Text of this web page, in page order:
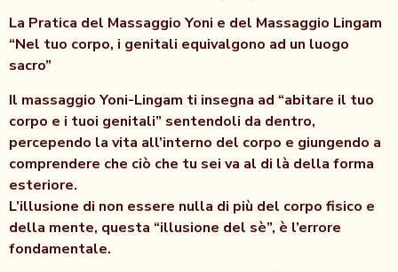
La Pratica del Massaggio Yoni e del Massaggio Lingam
“Nel tuo corpo, i genitali equivalgono ad un luogo
sacro”
Il massaggio Yoni-Lingam ti insegna ad “abitare il tuo
corpo e i tuoi genitali” sentendoli da dentro,
percependo la vita all’interno del corpo e giungendo a
comprendere che ciò che tu sei va al di là della forma
esteriore.
L’illusione di non essere nulla di più del corpo fisico e
della mente, questa “illusione del sè”, è l’errore
fondamentale.